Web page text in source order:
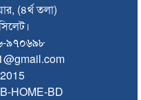
ভর্তি পাকিস্তান
অভিযোগে যুবক গ্রেপ্তার
যাওয়া হচ্ছে আটগ্রামে
(৪র্থ তলা)
৯৭০৬৯৮
HOME-BD